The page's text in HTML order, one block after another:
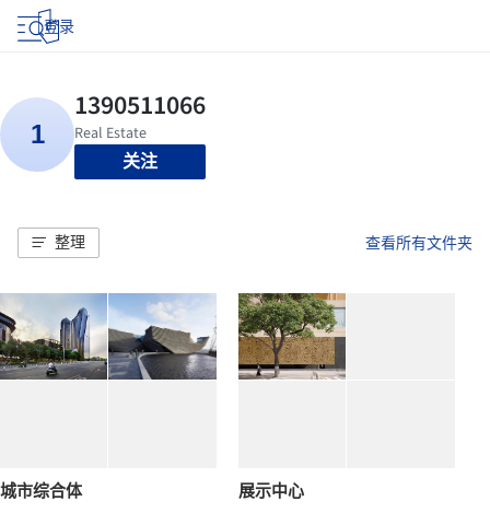
登录
关注
整理 查看所有文件夹
城市综合体 展示中心